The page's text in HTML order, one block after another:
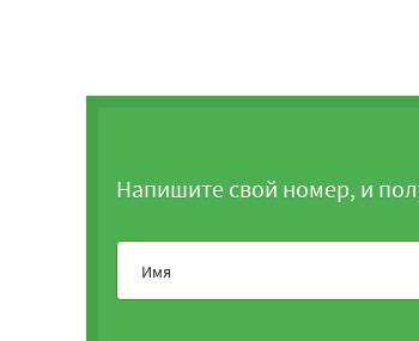
Напишите свой номер, и